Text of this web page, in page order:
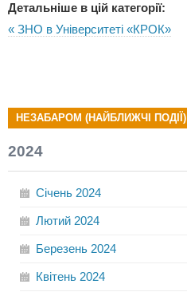
Детальніше в цій категорії:
« ЗНО в Університеті «КРОК»
НЕЗАБАРОМ (НАЙБЛИЖЧІ ПОДІЇ)
2024
Січень 2024
Лютий 2024
Березень 2024
Квітень 2024